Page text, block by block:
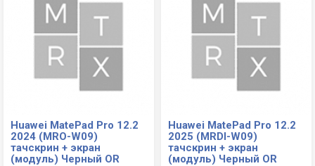
Huawei MatePad Pro 12.2
2024 (MRO-W09)
тачскрин + экран
(модуль) Черный OR
Huawei MatePad Pro 12.2
2025 (MRDI-W09)
тачскрин + экран
(модуль) Черный OR